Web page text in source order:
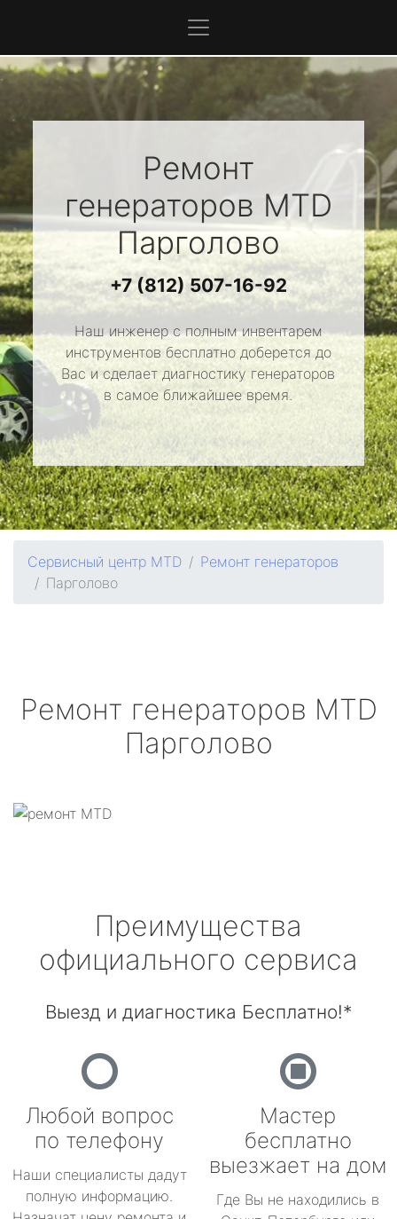
Ремонт
генераторов MTD
Парголово
+7 (812) 507-16-92
Наш инженер с полным инвентарем
инструментов бесплатно доберется до
Вас и сделает диагностику генераторов
в самое ближайшее время.
Сервисный центр MTD
Ремонт генераторов
Парголово
Ремонт генераторов MTD
Парголово
Преимущества
официального сервиса
Выезд и диагностика Бесплатно!*
Любой вопрос
по телефону
Наши специалисты дадут
полную информацию.
Мастер
бесплатно
выезжает на дом
Где Вы не находились в